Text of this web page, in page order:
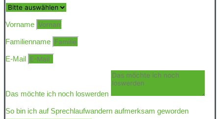
Vorname
Familienname
E-Mail
Das möchte ich noch loswerden
So bin ich auf Sprechlaufwandern aufmerksam geworden